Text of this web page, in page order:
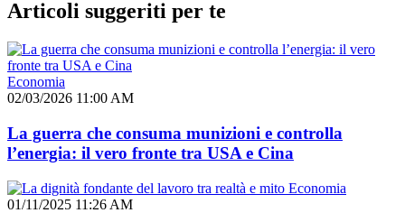
Articoli suggeriti per te
Economia
02/03/2026 11:00 AM
La guerra che consuma munizioni e controlla
l’energia: il vero fronte tra USA e Cina
Economia
01/11/2025 11:26 AM